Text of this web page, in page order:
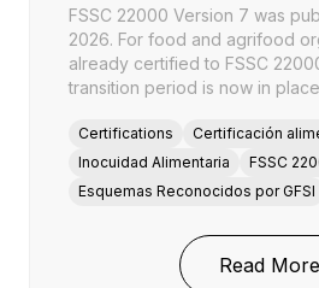
FSSC 22000 Version 7 was
2026. For food and agrifood
already certified to FSSC
transition period is now in
Certifications
Certificación
Inocuidad Alimentaria
FSSC
Esquemas Reconocidos por GFSI
Read More